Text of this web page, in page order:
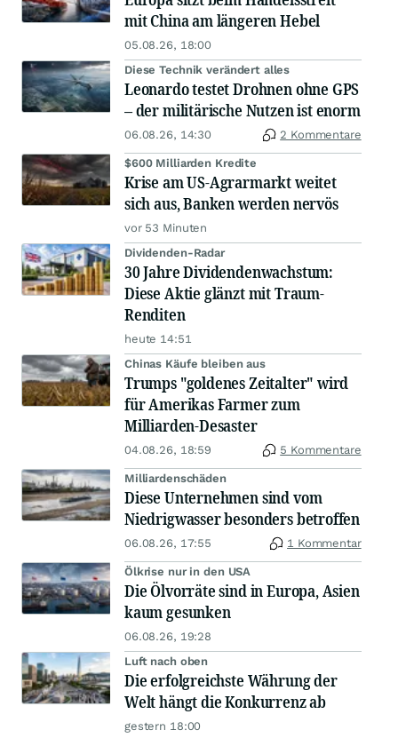
mit China am längeren Hebel
05.08.26, 18:00
Diese Technik verändert alles
Leonardo testet Drohnen ohne GPS
– der militärische Nutzen ist enorm
06.08.26, 14:30 2 Kommentare
$600 Milliarden Kredite
Krise am US-Agrarmarkt weitet
sich aus, Banken werden nervös
vor 53 Minuten
Dividenden-Radar
30 Jahre Dividendenwachstum:
Diese Aktie glänzt mit Traum-
Renditen
heute 14:51
Chinas Käufe bleiben aus
Trumps "goldenes Zeitalter" wird
für Amerikas Farmer zum
Milliarden-Desaster
04.08.26, 18:59 5 Kommentare
Milliardenschäden
Diese Unternehmen sind vom
Niedrigwasser besonders betroffen
06.08.26, 17:55 1 Kommentar
Ölkrise nur in den USA
Die Ölvorräte sind in Europa, Asien
kaum gesunken
06.08.26, 19:28
Luft nach oben
Die erfolgreichste Währung der
Welt hängt die Konkurrenz ab
gestern 18:00